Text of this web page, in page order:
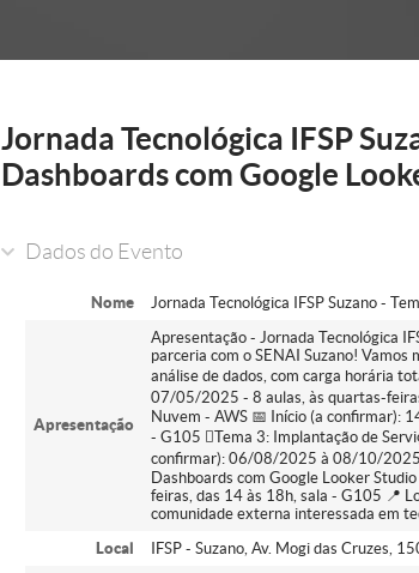
Jornada Tecnológica IFSP
Dashboards com Google
Dados do Evento
Nome Jornada Tecnológica IFSP Suzano -
Apresentação
Apresentação - Jornada Tecnológica
parceria com o SENAI Suzano!
análise de dados, com carga horária
07/05/2025 - 8 aulas, às quartas-
Nuvem - AWS 📅 Início (a
- G105 Tema 3: Implantação de
confirmar): 06/08/2025 à 08/10/
Dashboards com Google Looker
feiras, das 14 às 18h, sala - G105 📍
comunidade externa interessada em
Local
IFSP - Suzano, Av. Mogi das Cruzes,